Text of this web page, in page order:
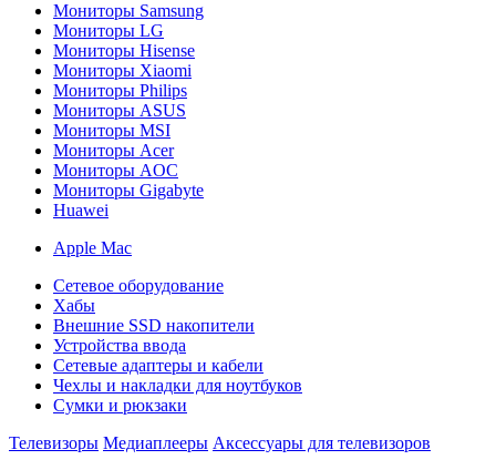
Мониторы Samsung
Мониторы LG
Мониторы Hisense
Мониторы Xiaomi
Мониторы Philips
Мониторы ASUS
Мониторы MSI
Мониторы Acer
Мониторы AOC
Мониторы Gigabyte
Huawei
Apple Mac
Сетевое оборудование
Хабы
Внешние SSD накопители
Устройства ввода
Сетевые адаптеры и кабели
Чехлы и накладки для ноутбуков
Сумки и рюкзаки
Телевизоры Медиаплееры Аксессуары для телевизоров